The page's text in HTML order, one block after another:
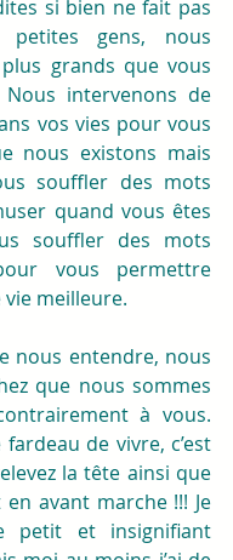
si bien ne fait pas
gens, nous
grands que vous
intervenons de
vos vies pour vous
nous existons mais
souffler des mots
quand vous êtes
souffler des mots
vous permettre
meilleure.
nous entendre, nous
que nous sommes
à vous.
de vivre, c’est
la tête ainsi que
avant marche !!! Je
petit et insignifiant